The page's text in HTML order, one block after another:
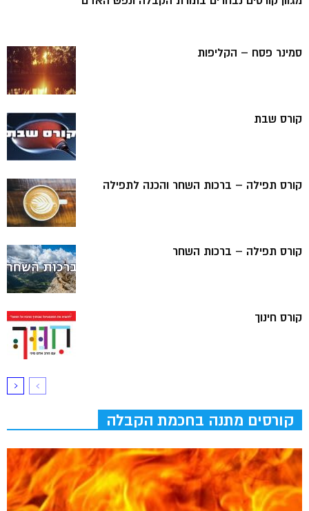
סמינר פסח – הקליפות
קורס שבת
קורס תפילה – ברכות השחר והכנה לתפילה
קורס תפילה – ברכות השחר
קורס חינוך
קורסים מתנה בחכמת הקבלה